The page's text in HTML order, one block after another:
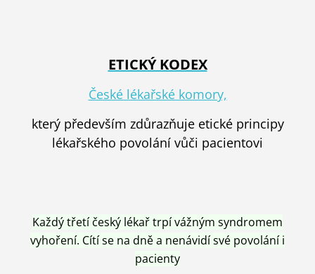
ETICKÝ KODEX
České lékařské komory,
který především zdůrazňuje etické principy
lékařského povolání vůči pacientovi
Každý třetí český lékař trpí vážným syndromem
vyhoření. Cítí se na dně a nenávidí své povolání i
pacienty